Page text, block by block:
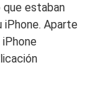
estaban
iPhone. Aparte